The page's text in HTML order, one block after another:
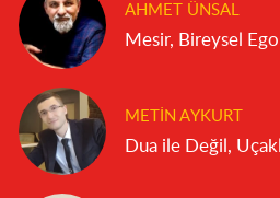
AHMET ÜNSAL
Mesir, Bireysel
METIN AYKURT
Dua ile Değil,